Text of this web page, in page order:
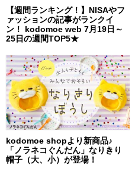
【週間ランキング！】NISAやフ
ァッションの記事がランクイ
ン！ kodomoe web 7月19日～
25日の週間TOP5★
kodomoe shopより新商品♪
「ノラネコぐんだん」なりきり
帽子（大、小）が登場！